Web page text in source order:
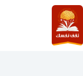
التجاوز
إلى
المحتوى